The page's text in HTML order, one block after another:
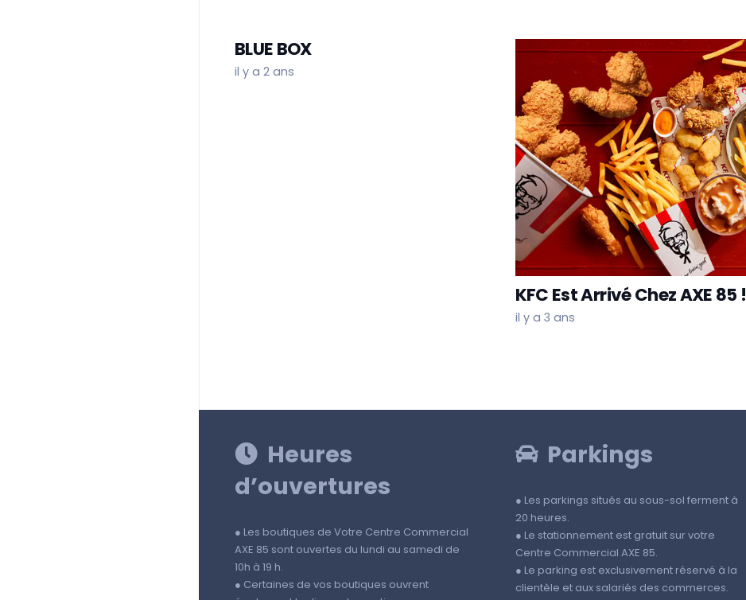
BLUE BOX
il y a 2 ans
KFC Est Arrivé Chez AXE 85 !
il y a 3 ans
Heures
d’ouvertures
● Les boutiques de Votre Centre Commercial
AXE 85 sont ouvertes du lundi au samedi de
10h à 19 h.
● Certaines de vos boutiques ouvrent
Parkings
● Les parkings situés au sous-sol ferment à
20 heures.
● Le stationnement est gratuit sur votre
Centre Commercial AXE 85.
● Le parking est exclusivement réservé à la
clientèle et aux salariés des commerces.